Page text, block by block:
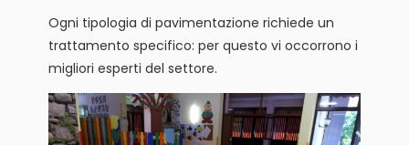
Ogni tipologia di pavimentazione richiede un
trattamento specifico: per questo vi occorrono i
migliori esperti del settore.